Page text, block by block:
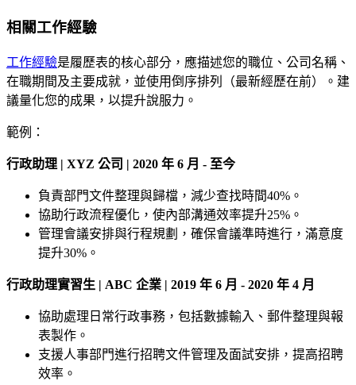
相關工作經驗
工作經驗是履歷表的核心部分，應描述您的職位、公司名稱、
在職期間及主要成就，並使用倒序排列（最新經歷在前）。建
議量化您的成果，以提升說服力。
範例：
行政助理 | XYZ 公司 | 2020 年 6 月 - 至今
負責部門文件整理與歸檔，減少查找時間40%。
協助行政流程優化，使內部溝通效率提升25%。
管理會議安排與行程規劃，確保會議準時進行，滿意度
提升30%。
行政助理實習生 | ABC 企業 | 2019 年 6 月 - 2020 年 4 月
協助處理日常行政事務，包括數據輸入、郵件整理與報
表製作。
支援人事部門進行招聘文件管理及面試安排，提高招聘
效率。